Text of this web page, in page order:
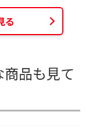
る
品も見て